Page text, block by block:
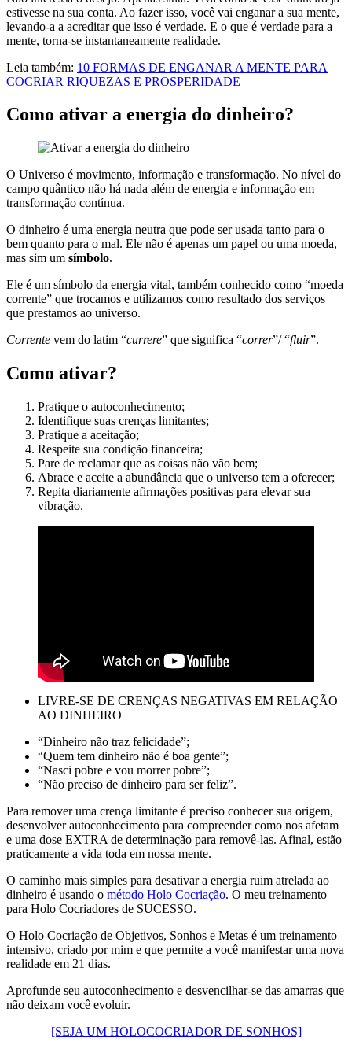
estivesse na sua conta. Ao fazer isso, você vai enganar a sua mente,
levando-a a acreditar que isso é verdade. E o que é verdade para a
mente, torna-se instantaneamente realidade.
Leia também: 10 FORMAS DE ENGANAR A MENTE PARA
COCRIAR RIQUEZAS E PROSPERIDADE
Como ativar a energia do dinheiro?
O Universo é movimento, informação e transformação. No nível do
campo quântico não há nada além de energia e informação em
transformação contínua.
O dinheiro é uma energia neutra que pode ser usada tanto para o
bem quanto para o mal. Ele não é apenas um papel ou uma moeda,
mas sim um símbolo.
Ele é um símbolo da energia vital, também conhecido como “moeda
corrente” que trocamos e utilizamos como resultado dos serviços
que prestamos ao universo.
Corrente vem do latim “currere” que significa “correr”/ “fluir”.
Como ativar?
Pratique o autoconhecimento;
Identifique suas crenças limitantes;
Pratique a aceitação;
Respeite sua condição financeira;
Pare de reclamar que as coisas não vão bem;
Abrace e aceite a abundância que o universo tem a oferecer;
Repita diariamente afirmações positivas para elevar sua
vibração.
LIVRE-SE DE CRENÇAS NEGATIVAS EM RELAÇÃO
AO DINHEIRO
“Dinheiro não traz felicidade”;
“Quem tem dinheiro não é boa gente”;
“Nasci pobre e vou morrer pobre”;
“Não preciso de dinheiro para ser feliz”.
Para remover uma crença limitante é preciso conhecer sua origem,
desenvolver autoconhecimento para compreender como nos afetam
e uma dose EXTRA de determinação para removê-las. Afinal, estão
praticamente a vida toda em nossa mente.
O caminho mais simples para desativar a energia ruim atrelada ao
dinheiro é usando o método Holo Cocriação. O meu treinamento
para Holo Cocriadores de SUCESSO.
O Holo Cocriação de Objetivos, Sonhos e Metas é um treinamento
intensivo, criado por mim e que permite a você manifestar uma nova
realidade em 21 dias.
Aprofunde seu autoconhecimento e desvencilhar-se das amarras que
não deixam você evoluir.
[SEJA UM HOLOCOCRIADOR DE SONHOS]